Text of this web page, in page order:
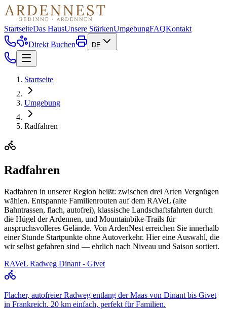
StartseiteDas HausUnsere StärkenUmgebungFAQKontakt
Direkt Buchen
DE
Startseite
Umgebung
Radfahren
Radfahren
Radfahren in unserer Region heißt: zwischen drei Arten Vergnügen
wählen. Entspannte Familienrouten auf dem RAVeL (alte
Bahntrassen, flach, autofrei), klassische Landschaftsfahrten durch
die Hügel der Ardennen, und Mountainbike-Trails für
anspruchsvolleres Gelände. Von ArdenNest erreichen Sie innerhalb
einer Stunde Startpunkte ohne Autoverkehr. Hier eine Auswahl, die
wir selbst gefahren sind — ehrlich nach Niveau und Saison sortiert.
RAVeL Radweg Dinant - Givet
Flacher, autofreier Radweg entlang der Maas von Dinant bis Givet
in Frankreich. 20 km einfach, perfekt für Familien.